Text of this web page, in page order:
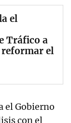
el
Tráfico a
reformar el
el Gobierno
con el